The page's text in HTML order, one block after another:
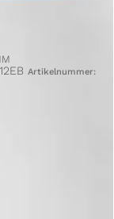
Artikelnummer: